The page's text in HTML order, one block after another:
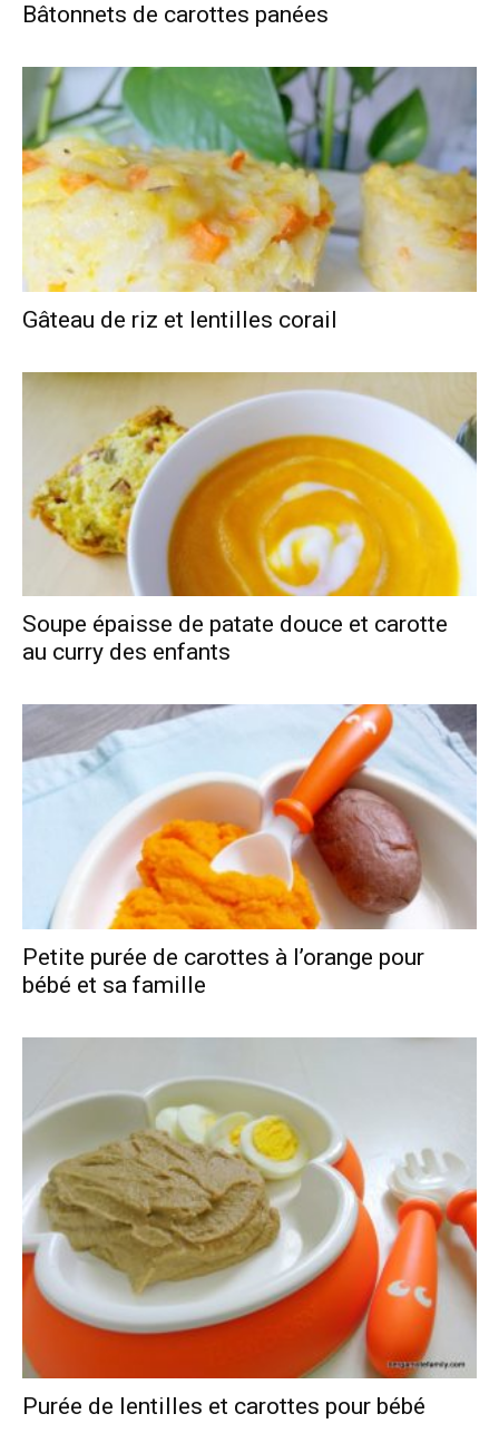
Bâtonnets de carottes panées
Gâteau de riz et lentilles corail
Soupe épaisse de patate douce et carotte
au curry des enfants
Petite purée de carottes à l’orange pour
bébé et sa famille
Purée de lentilles et carottes pour bébé